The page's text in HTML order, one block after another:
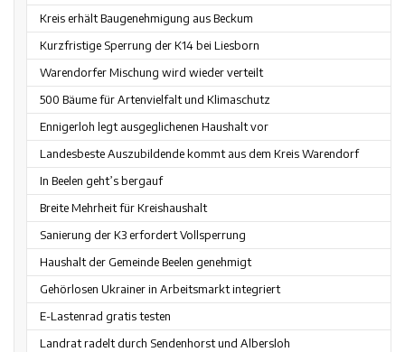
Kreis erhält Baugenehmigung aus Beckum
Kurzfristige Sperrung der K14 bei Liesborn
Warendorfer Mischung wird wieder verteilt
500 Bäume für Artenvielfalt und Klimaschutz
Ennigerloh legt ausgeglichenen Haushalt vor
Landesbeste Auszubildende kommt aus dem Kreis Warendorf
In Beelen geht’s bergauf
Breite Mehrheit für Kreishaushalt
Sanierung der K3 erfordert Vollsperrung
Haushalt der Gemeinde Beelen genehmigt
Gehörlosen Ukrainer in Arbeitsmarkt integriert
E-Lastenrad gratis testen
Landrat radelt durch Sendenhorst und Albersloh